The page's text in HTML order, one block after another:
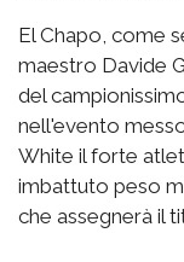
El Chapo, come
maestro Davide
del
nell'evento
White il forte
imbattuto peso
che assegnerà il